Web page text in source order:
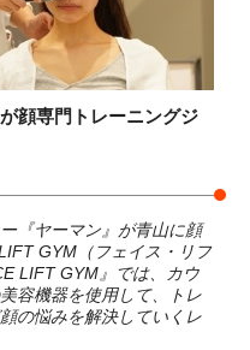
顔専門トレーニングジ
『ヤーマン』が青山に顔
GYM（フェイス・リフ
LIFT GYM』では、カウ
容機器を使用して、トレ
の悩みを解決していくレ